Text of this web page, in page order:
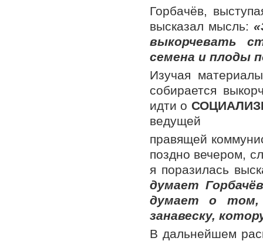
Горбачёв,
высказал мысль:
выкорчевать
семена и плоды
Изучая
собирается
идти о
ведущей
правящей
поздно вечером,
я поразилась
думает
думает о том,
занавеску,
В дальнейшем